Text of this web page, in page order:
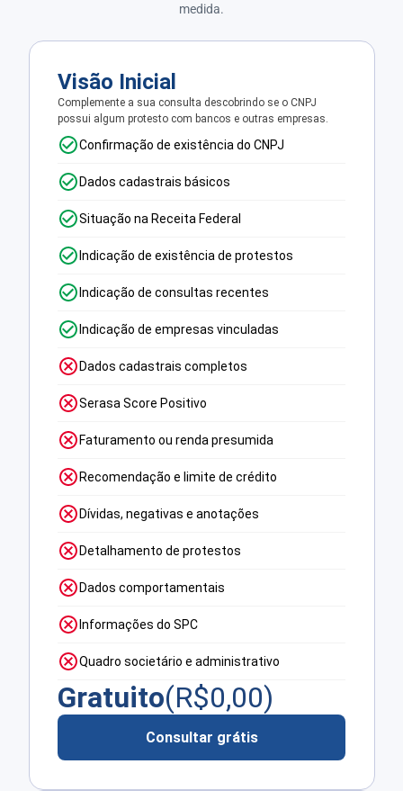
medida.
Visão Inicial
Complemente a sua consulta descobrindo se o CNPJ
possui algum protesto com bancos e outras empresas.
Confirmação de existência do CNPJ
Dados cadastrais básicos
Situação na Receita Federal
Indicação de existência de protestos
Indicação de consultas recentes
Indicação de empresas vinculadas
Dados cadastrais completos
Serasa Score Positivo
Faturamento ou renda presumida
Recomendação e limite de crédito
Dívidas, negativas e anotações
Detalhamento de protestos
Dados comportamentais
Informações do SPC
Quadro societário e administrativo
Gratuito(R$0,00)
Consultar grátis